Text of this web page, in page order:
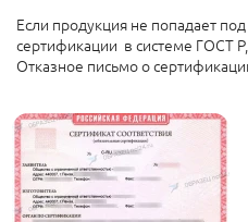
Если продукция не попадает
сертификации в системе ГОСТ
Отказное письмо о